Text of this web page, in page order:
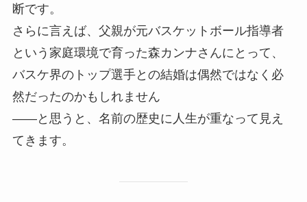
断です。
さらに言えば、父親が元バスケットボール指導者
という家庭環境で育った森カンナさんにとって、
バスケ界のトップ選手との結婚は偶然ではなく必
然だったのかもしれません
——と思うと、名前の歴史に人生が重なって見え
てきます。